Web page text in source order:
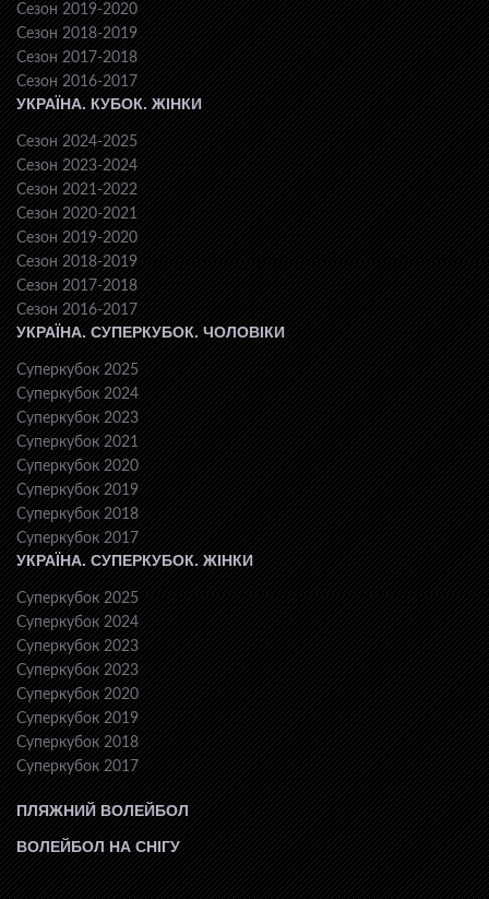
Сезон 2019-2020
Сезон 2018-2019
Сезон 2017-2018
Сезон 2016-2017
УКРАЇНА. КУБОК. ЖІНКИ
Сезон 2024-2025
Сезон 2023-2024
Сезон 2021-2022
Сезон 2020-2021
Сезон 2019-2020
Сезон 2018-2019
Сезон 2017-2018
Сезон 2016-2017
УКРАЇНА. СУПЕРКУБОК. ЧОЛОВІКИ
Суперкубок 2025
Суперкубок 2024
Суперкубок 2023
Суперкубок 2021
Суперкубок 2020
Суперкубок 2019
Суперкубок 2018
Суперкубок 2017
УКРАЇНА. СУПЕРКУБОК. ЖІНКИ
Суперкубок 2025
Суперкубок 2024
Суперкубок 2023
Суперкубок 2023
Суперкубок 2020
Суперкубок 2019
Суперкубок 2018
Суперкубок 2017
ПЛЯЖНИЙ ВОЛЕЙБОЛ
ВОЛЕЙБОЛ НА СНІГУ